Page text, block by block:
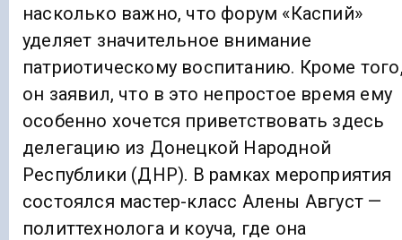
насколько важно, что форум «Каспий»
уделяет значительное внимание
патриотическому воспитанию. Кроме
он заявил, что в это непростое время ему
особенно хочется приветствовать здесь
делегацию из Донецкой Народной
Республики (ДНР). В рамках мероприятия
состоялся мастер-класс Алены Август —
политтехнолога и коуча, где она